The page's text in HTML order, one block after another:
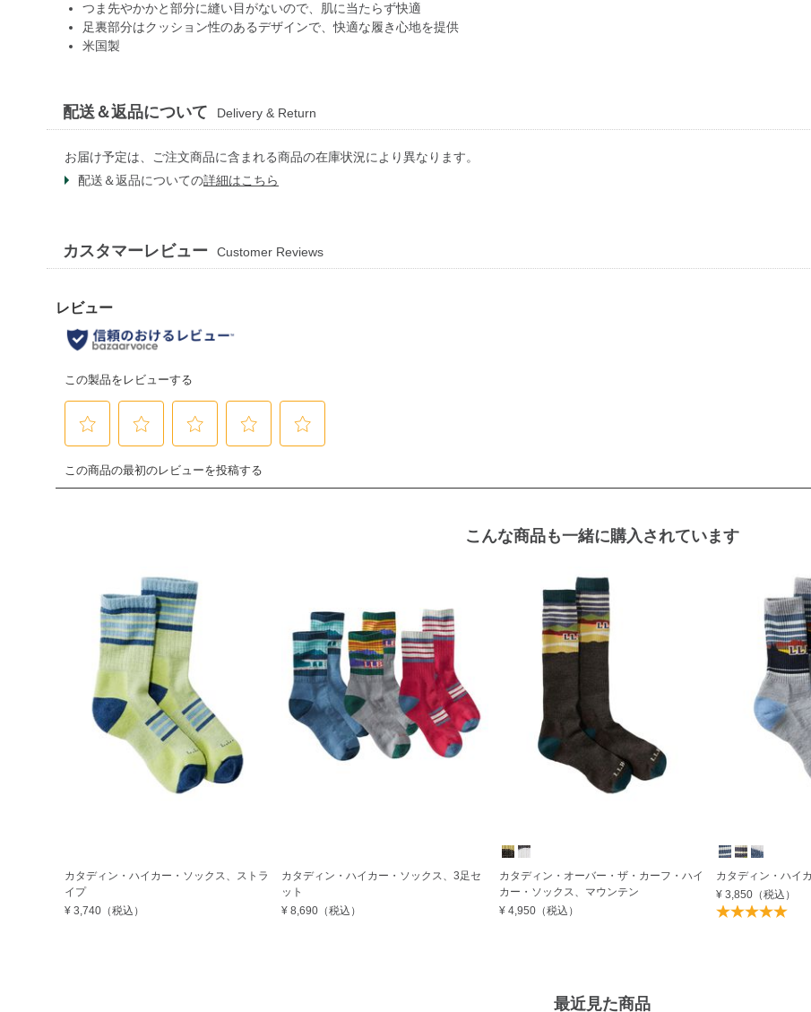
つま先やかかと部分に縫い目がないので、肌に当たらず快適
足裏部分はクッション性のあるデザインで、快適な履き心地を提供
米国製
配送＆返品について Delivery & Return
お届け予定は、ご注文商品に含まれる商品の在庫状況により異なります。
配送＆返品についての詳細はこちら
カスタマーレビュー Customer Reviews
こんな商品も一緒に購入されています
カタディン・ハイカー・ソックス、ストラ
イプ
¥ 3,740 （税込）
カタディン・ハイカー・ソックス、3足セ
ット
¥ 8,690 （税込）
カタディン・オーバー・ザ・カーフ・ハイ
カー・ソックス、マウンテン
¥ 4,950（税込）
カタディン・ハイ
¥ 3,850 （税込）
最近見た商品